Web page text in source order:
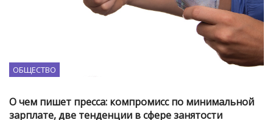
ОБЩЕСТВО
О чем пишет пресса: компромисс по минимальной
зарплате, две тенденции в сфере занятости